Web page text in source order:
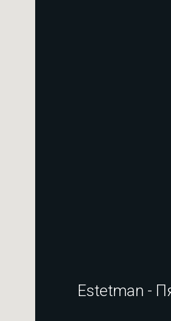
Estetman -